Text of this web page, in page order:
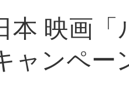
本 映画
ャンペー